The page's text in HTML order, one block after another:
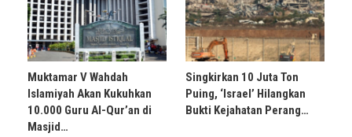
Muktamar V Wahdah
Islamiyah Akan Kukuhkan
10.000 Guru Al-Qur’an di
Masjid…
Singkirkan 10 Juta Ton
Puing, ‘Israel’ Hilangkan
Bukti Kejahatan Perang…